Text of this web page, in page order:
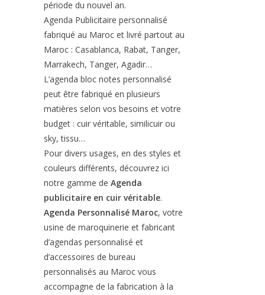
période du nouvel an.
Agenda Publicitaire personnalisé
fabriqué au Maroc et livré partout au
Maroc : Casablanca, Rabat, Tanger,
Marrakech, Tanger, Agadir…
L’agenda bloc notes personnalisé
peut être fabriqué en plusieurs
matières selon vos besoins et votre
budget : cuir véritable, similicuir ou
sky, tissu…
Pour divers usages, en des styles et
couleurs différents, découvrez ici
notre gamme de Agenda
publicitaire en cuir véritable.
Agenda Personnalisé Maroc, votre
usine de maroquinerie et fabricant
d’agendas personnalisé et
d’accessoires de bureau
personnalisés au Maroc vous
accompagne de la fabrication à la